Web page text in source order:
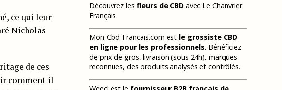
ce qui leur
Nicholas
de ces
comment il
Découvrez les fleurs de CBD avec Le Chanvrier
Français
Mon-Cbd-Francais.com est le grossiste CBD
en ligne pour les professionnels. Bénéficiez
de prix de gros, livraison (sous 24h), marques
reconnues, des produits analysés et contrôlés.